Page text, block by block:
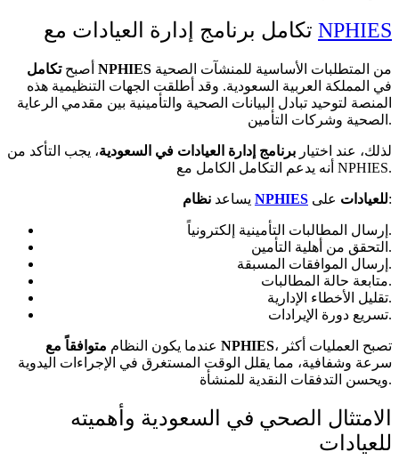
NPHIES
أصبح تكامل NPHIES
في المملكة العربية السعودية. وقد أطلقت الجهات التنظيمية هذه
المنصة لتوحيد تبادل البيانات الصحية والتأمينية بين مقدمي الرعاية
الصحية وشركات التأمين.
لذلك، عند اختيار برنامج إدارة العيادات في السعودية، يجب التأكد من
أنه يدعم التكامل الكامل مع NPHIES.
يساعد NPHIES للعياداتعلى:
إرسال المطالبات التأمينية إلكترونياً.
التحقق من أهلية التأمين.
إرسال الموافقات المسبقة.
متابعة حالة المطالبات.
تقليل الأخطاء الإدارية.
تسريع دورة الإيرادات.
عندما يكون النظام متوافقاً مع NPHIES، تصبح العمليات أكثر
سرعة وشفافية، مما يقلل الوقت المستغرق في الإجراءات اليدوية
ويحسن التدفقات النقدية للمنشأة.
الامتثال الصحي في السعودية وأهميته
للعيادات